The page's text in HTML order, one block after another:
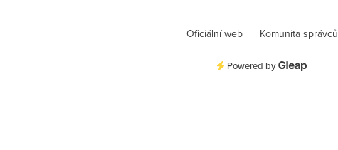
Oficiální web Komunita správců
Powered by